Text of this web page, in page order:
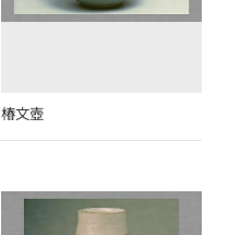
椿文壺